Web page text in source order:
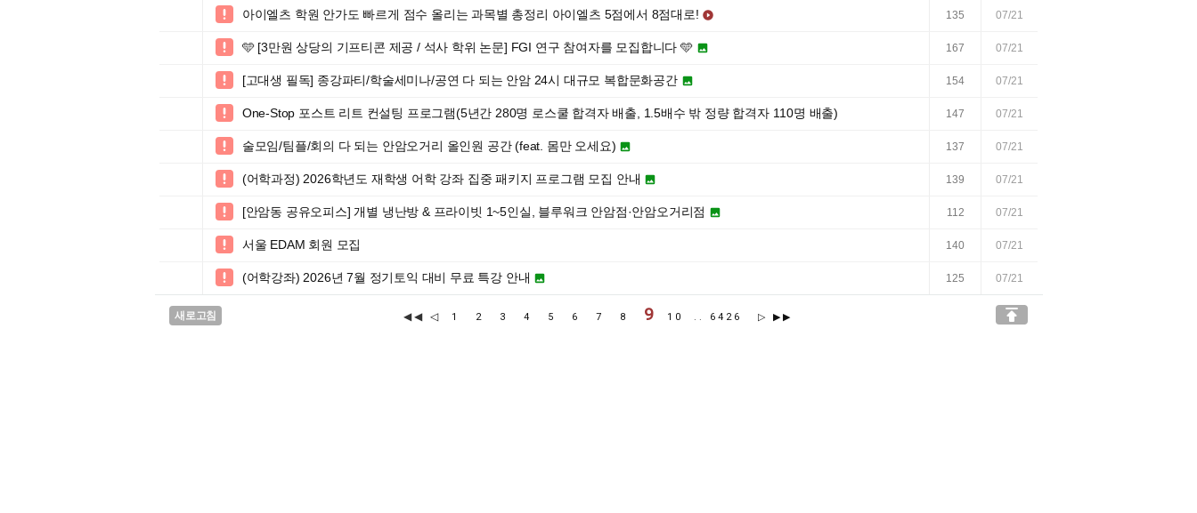
 아이엘츠 학원 안가도 빠르게 점수 올리는 과목별 총정리 아이엘츠 5점에서 8점대로!  135 07/21
 🩵 [3만원 상당의 기프티콘 제공 / 석사 학위 논문] FGI 연구 참여자를 모집합니다 🩵  167 07/21
 [고대생 필독] 종강파티/학술세미나/공연 다 되는 안암 24시 대규모 복합문화공간  154 07/21
 One-Stop 포스트 리트 컨설팅 프로그램(5년간 280명 로스쿨 합격자 배출, 1.5배수 밖 정량 합격자 110명 배출) 147 07/21
 술모임/팀플/회의 다 되는 안암오거리 올인원 공간 (feat. 몸만 오세요)  137 07/21
 (어학과정) 2026학년도 재학생 어학 강좌 집중 패키지 프로그램 모집 안내  139 07/21
 [안암동 공유오피스] 개별 냉난방 & 프라이빗 1~5인실, 블루워크 안암점·안암오거리점  112 07/21
 서울 EDAM 회원 모집 140 07/21
 (어학강좌) 2026년 7월 정기토익 대비 무료 특강 안내  125 07/21
새로고침 ◀◀ ◁ 1 2 3 4 5 6 7 8 9 10 .. 6426 ▷ ▶▶ 